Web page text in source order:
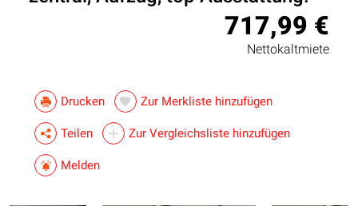
717,99 €
Nettokaltmiete
Drucken Zur Merkliste hinzufügen
Teilen Zur Vergleichsliste hinzufügen
Melden